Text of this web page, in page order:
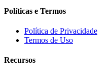
Políticas e Termos
Política de Privacidade
Termos de Uso
Recursos